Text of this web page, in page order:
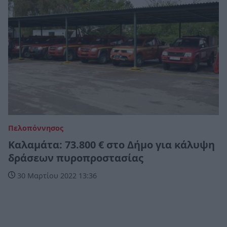
Πελοπόννησος
Καλαμάτα: 73.800 € στο Δήμο για κάλυψη
δράσεων πυροπροστασίας
30 Μαρτίου 2022 13:36